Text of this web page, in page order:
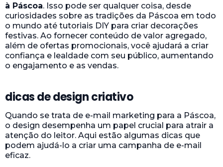
à Páscoa. Isso pode ser qualquer coisa, desde
curiosidades sobre as tradições da Páscoa em todo
o mundo até tutoriais DIY para criar decorações
festivas. Ao fornecer conteúdo de valor agregado,
além de ofertas promocionais, você ajudará a criar
confiança e lealdade com seu público, aumentando
o engajamento e as vendas.
dicas de design criativo
Quando se trata de e-mail marketing para a Páscoa,
o design desempenha um papel crucial para atrair a
atenção do leitor. Aqui estão algumas dicas que
podem ajudá-lo a criar uma campanha de e-mail
eficaz.